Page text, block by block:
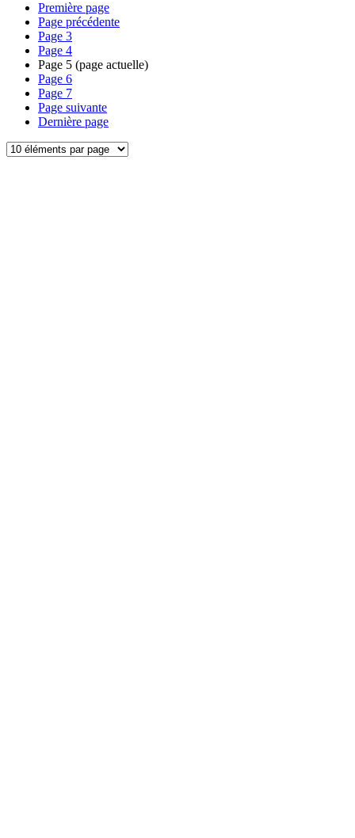
Première page
Page précédente
Page 3
Page 4
Page 5 (page actuelle)
Page 6
Page 7
Page suivante
Dernière page